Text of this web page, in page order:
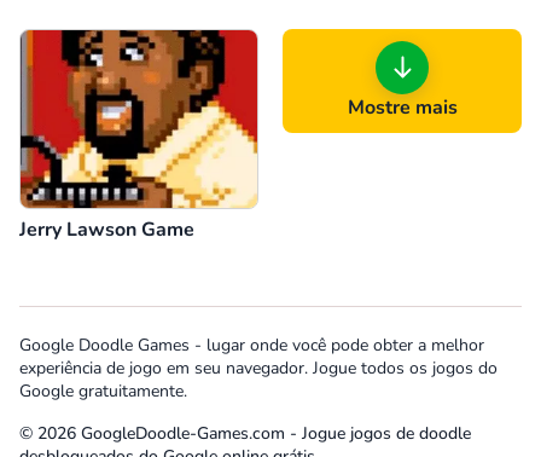
Jerry Lawson Game
Mostre mais
Google Doodle Games - lugar onde você pode obter a melhor
experiência de jogo em seu navegador. Jogue todos os jogos do
Google gratuitamente.
© 2026 GoogleDoodle-Games.com - Jogue jogos de doodle